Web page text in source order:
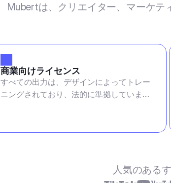
Mubertは、クリエイター、マーケテ
商業向けライセンス
すべての出力は、デザインによってトレー
ニングされており、法的に準拠していま
人気のある